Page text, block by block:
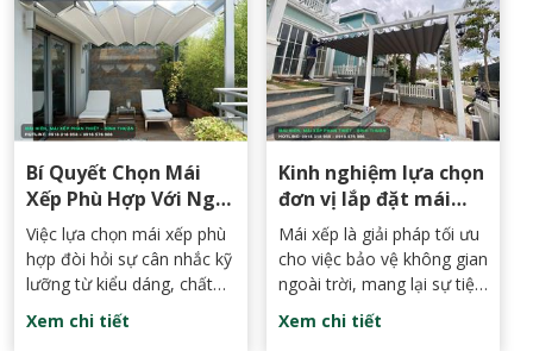
Bí Quyết Chọn Mái
Xếp Phù Hợp Với Ngôi
Nhà Của Bạn
Việc lựa chọn mái xếp phù
hợp đòi hỏi sự cân nhắc kỹ
lưỡng từ kiểu dáng, chất
liệu đến đơn vị thi công.
Để giúp bạn đưa ra quyết
Xem chi tiết
Kinh nghiệm lựa chọn
đơn vị lắp đặt mái
xếp chất lượng, giá rẻ
tại Phan Thiết, Bình
Thuận
Mái xếp là giải pháp tối ưu
cho việc bảo vệ không gian
ngoài trời, mang lại sự tiện
nghi và thẩm mỹ cho ngôi
nhà, quán cà phê hay nhà
Xem chi tiết